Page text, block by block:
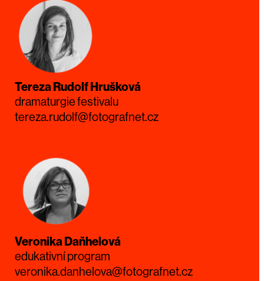
Tereza Rudolf Hrušková
dramaturgie festivalu
tereza.rudolf@fotografnet.cz
Veronika Daňhelová
edukativní program
veronika.danhelova@fotografnet.cz